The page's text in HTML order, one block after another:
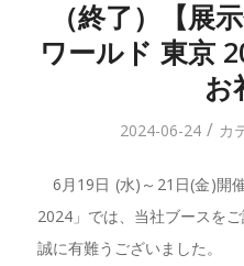
（終了）【展
ワールド 東京
2024-06-24 / カ
6月19日 (水)～21日(金)開
2024」では、当社ブースをご
誠に有難うございました。